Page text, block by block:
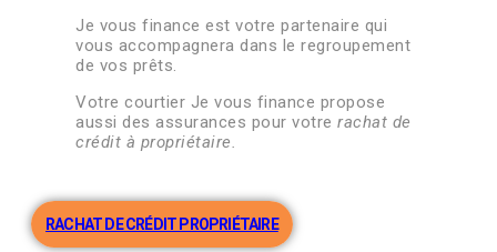
Je vous finance est votre partenaire qui
vous accompagnera dans le regroupement
de vos prêts.
Votre courtier Je vous finance propose
aussi des assurances pour votre rachat de
crédit à propriétaire.
RACHAT DE CRÉDIT PROPRIÉTAIRE